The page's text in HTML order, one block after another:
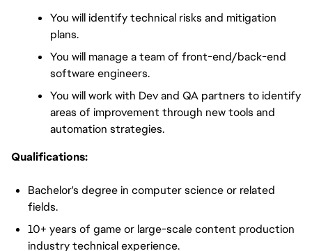
You will identify technical risks and mitigation
plans.
You will manage a team of front-end/back-end
software engineers.
You will work with Dev and QA partners to identify
areas of improvement through new tools and
automation strategies.
Qualifications:
Bachelor's degree in computer science or related
fields.
10+ years of game or large-scale content production
industry technical experience.